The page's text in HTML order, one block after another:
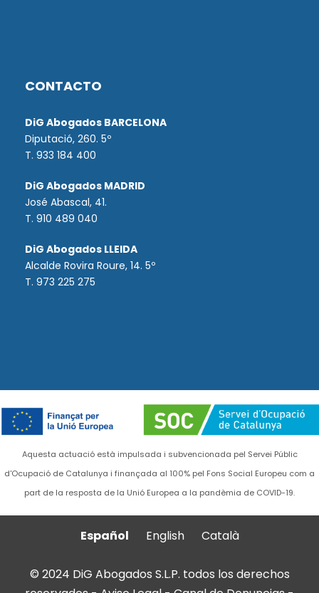
CONTACTO
DiG Abogados BARCELONA
Diputació, 260. 5º
T. 933 184 400
DiG Abogados MADRID
José Abascal, 41.
T. 910 489 040
DiG Abogados LLEIDA
Alcalde Rovira Roure, 14. 5º
T. 973 225 275
Aquesta actuació està impulsada i subvencionada pel Servei Públic
d'Ocupació de Catalunya i finançada al 100% pel Fons Social Europeu com a
part de la resposta de la Unió Europea a la pandèmia de COVID-19.
Español English Català
© 2024 DiG Abogados S.L.P. todos los derechos